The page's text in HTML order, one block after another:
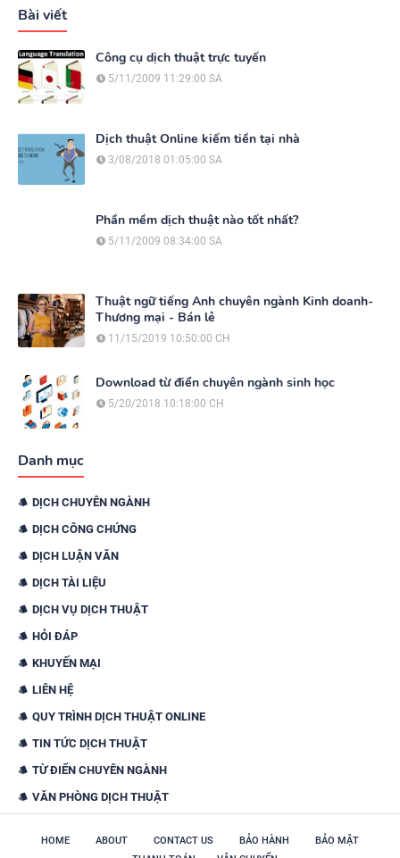
Bài viết
Công cụ dịch thuật trực tuyến
5/11/2009 11:29:00 SA
Dịch thuật Online kiếm tiền tại nhà
3/08/2018 01:05:00 SA
Phần mềm dịch thuật nào tốt nhất?
5/11/2009 08:34:00 SA
Thuật ngữ tiếng Anh chuyên ngành Kinh doanh-
Thương mại - Bán lẻ
11/15/2019 10:50:00 CH
Download từ điển chuyên ngành sinh học
5/20/2018 10:18:00 CH
Danh mục
DỊCH CHUYÊN NGÀNH
DỊCH CÔNG CHỨNG
DỊCH LUẬN VĂN
DỊCH TÀI LIỆU
DỊCH VỤ DỊCH THUẬT
HỎI ĐÁP
KHUYẾN MẠI
LIÊN HỆ
QUY TRÌNH DỊCH THUẬT ONLINE
TIN TỨC DỊCH THUẬT
TỪ ĐIỂN CHUYÊN NGÀNH
VĂN PHÒNG DỊCH THUẬT
HOME ABOUT CONTACT US BẢO HÀNH
BẢO MẬT